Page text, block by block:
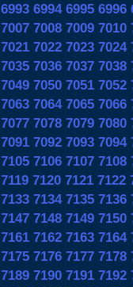
6993 6994 6995 6996
7007 7008 7009 7010
7021 7022 7023 7024
7035 7036 7037 7038
7049 7050 7051 7052
7063 7064 7065 7066
7077 7078 7079 7080
7091 7092 7093 7094
7105 7106 7107 7108
7119 7120 7121 7122
7133 7134 7135 7136
7147 7148 7149 7150
7161 7162 7163 7164
7175 7176 7177 7178
7189 7190 7191 7192